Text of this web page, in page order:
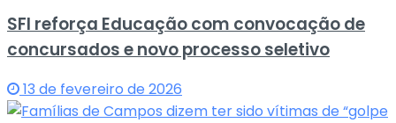
SFI reforça Educação com convocação de
concursados e novo processo seletivo
13 de fevereiro de 2026